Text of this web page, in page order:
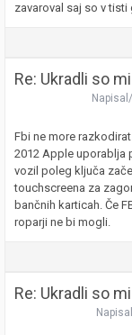
zavaroval saj so v tisti
Re: Ukradli so
Fbi ne more
2012 Apple uporablja
vozil poleg ključa
touchscreena za
bančnih karticah. Če
roparji ne bi mogli.
Re: Ukradli so